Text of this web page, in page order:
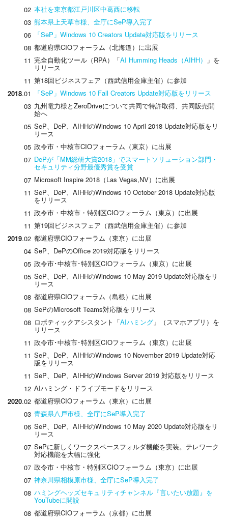
02 本社を東京都江戸川区中葛西に移転
03 熊本県上天草市様、全庁にSeP導入完了
06
「SeP」Windows 10 Creators Update対応版をリリース
08 都道府県CIOフォーラム（北海道）に出展
11 完全自動化ツール（RPA）「AI Humming Heads（AIHH） 」を
リリース
11 第18回ビジネスフェア（西武信用金庫主催）に参加
2018.01
「SeP」Windows 10 Fall Creators Update対応版をリリース
03 九州電力様とZeroDriveについて共同で特許取得、共同販売開
始へ
05 SeP、DeP、AIHHのWindows 10 April 2018 Update対応版をリ
リース
05 政令市・中核市CIOフォーラム（東京）に出展
07 DePが「MM総研大賞2018」でスマートソリューション部門・
セキュリティ分野最優秀賞を受賞
07 Microsoft Inspire 2018（Las Vegas,NV）に出展
11 SeP、DeP、AIHHのWindows 10 October 2018 Update対応版
をリリース
11 政令市・中核市・特別区CIOフォーラム（東京）に出展
11 第19回ビジネスフェア（西武信用金庫主催）に参加
2019.02 都道府県CIOフォーラム（東京）に出展
04 SeP、DePのOfﬁce 2019対応版をリリース
05 政令市･中核市･特別区CIOフォーラム（東京）に出展
05 SeP、DeP、AIHHのWindows 10 May 2019 Update対応版をリ
リース
08 都道府県CIOフォーラム（島根）に出展
08 SePのMicrosoft Teams対応版をリリース
08 ロボティックアシスタント「AIハミング」（スマホアプリ）を
リリース
11 政令市･中核市･特別区CIOフォーラム（東京）に出展
11 SeP、DeP、AIHHのWindows 10 November 2019 Update対応
版をリリース
11 SeP、DeP、AIHHのWindows Server 2019 対応版をリリース
12 AIハミング・ドライブモードをリリース
2020.02 都道府県CIOフォーラム（東京）に出展
03 青森県八戸市様、全庁にSeP導入完了
06 SeP、DeP、AIHHのWindows 10 May 2020 Update対応版をリ
リース
07 SePに新しくワークスペースフォルダ機能を実装。テレワーク
対応機能を大幅に強化
07 政令市・中核市・特別区CIOフォーラム（東京）に出展
07 神奈川県相模原市様、全庁にSeP導入完了
08 ハミングヘッズセキュリティチャンネル『言いたい放題』を
YouTubeに開設
08 都道府県CIOフォーラム（京都）に出展